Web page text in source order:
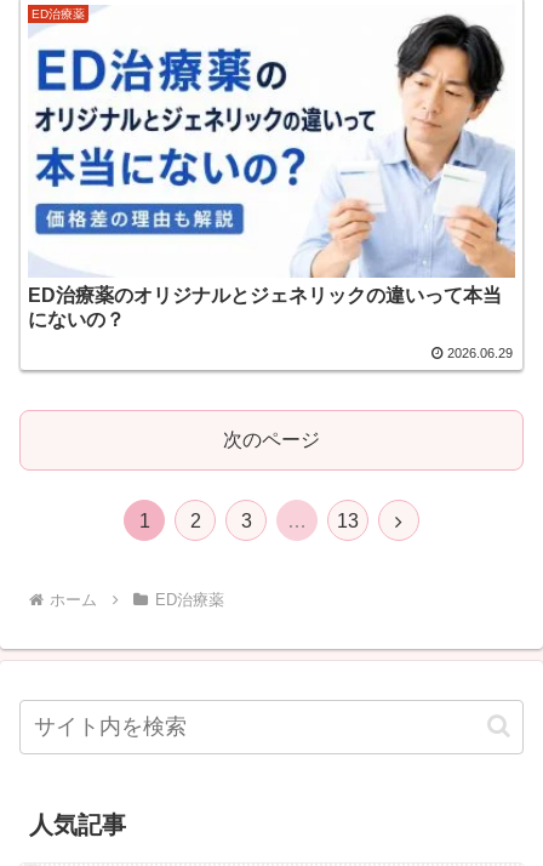
ED治療薬
ED治療薬のオリジナルとジェネリックの違いって本当
にないの？
2026.06.29
次のページ
1 2 3 … 13
次
ホーム ED治療薬
人気記事